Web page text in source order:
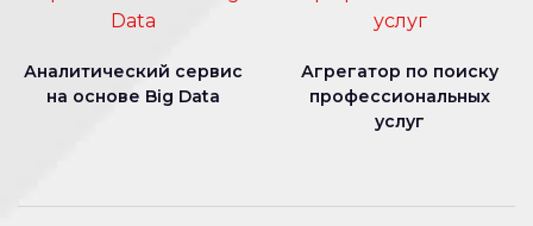
Аналитический сервис
на основе Big Data
Агрегатор по поиску
профессиональных
услуг